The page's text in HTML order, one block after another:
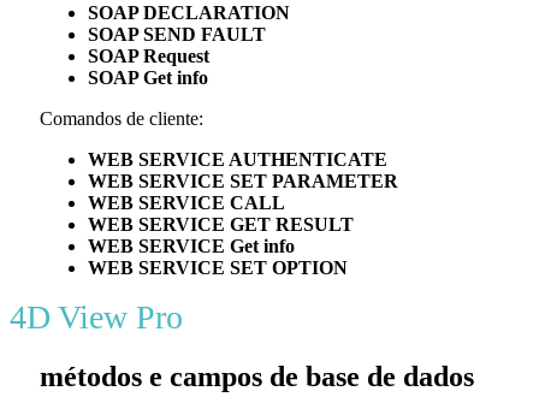
SOAP DECLARATION
SOAP SEND FAULT
SOAP Request
SOAP Get info
Comandos de cliente:
WEB SERVICE AUTHENTICATE
WEB SERVICE SET PARAMETER
WEB SERVICE CALL
WEB SERVICE GET RESULT
WEB SERVICE Get info
WEB SERVICE SET OPTION
4D View Pro
métodos e campos de base de dados